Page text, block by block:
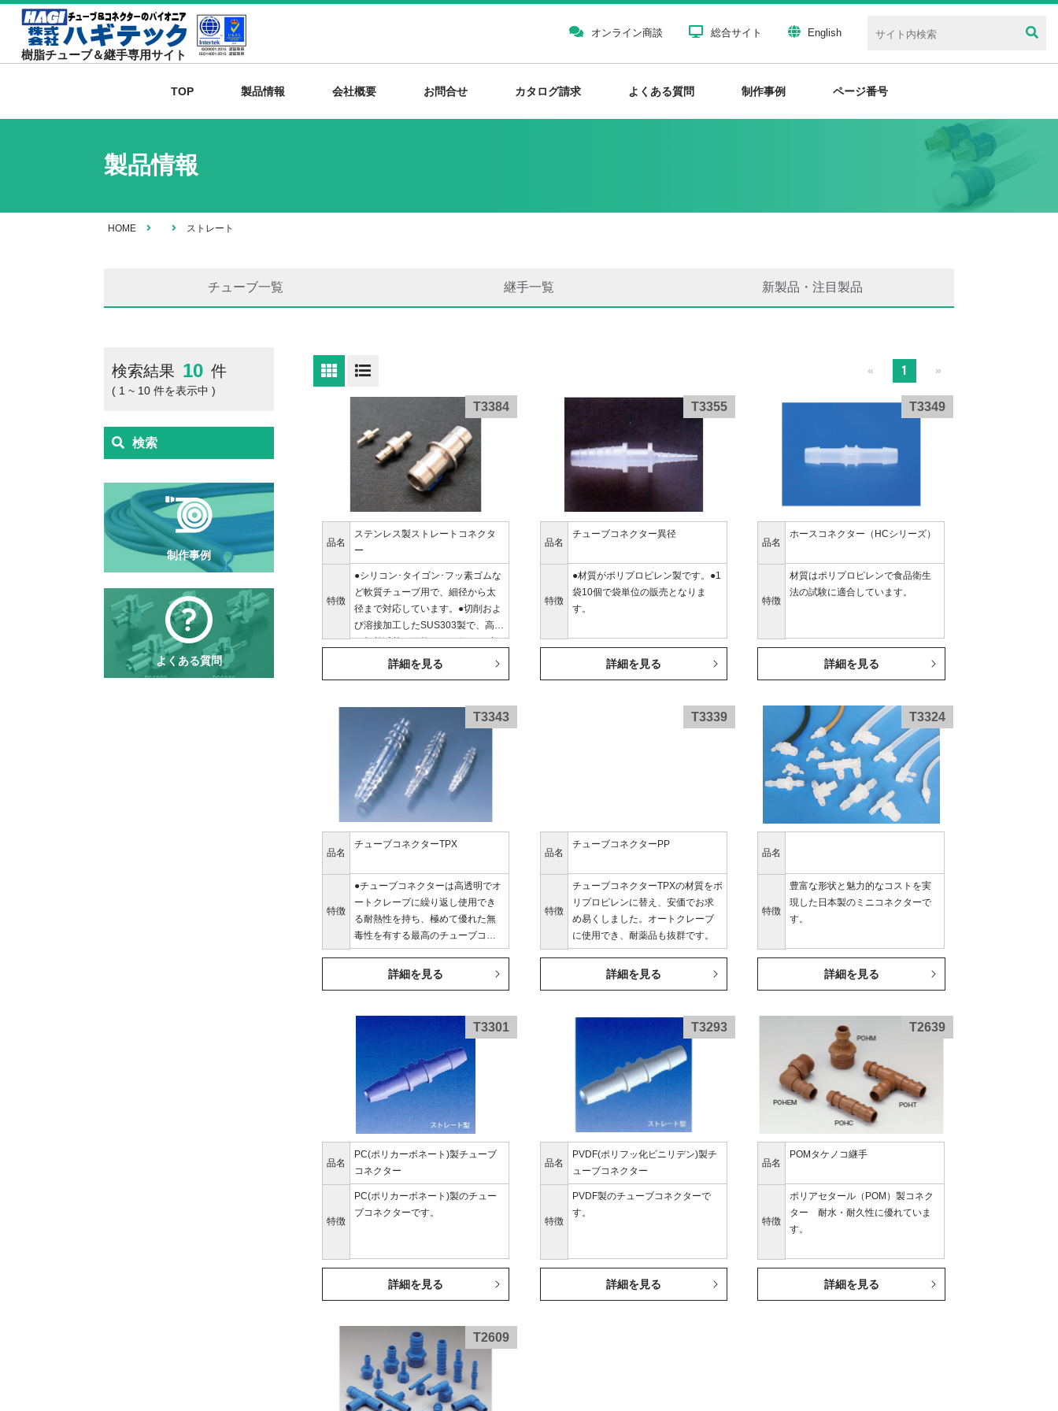
樹脂チューブ＆継手専用サイト
オンライン商談 総合サイト English
TOP 製品情報 会社概要 お問合せ カタログ請求 よくある質問 制作事例 ページ番号
製品情報
HOME ストレート
チューブ一覧 継手一覧 新製品・注目製品
検索結果 10 件
( 1 ~ 10 件を表示中 )
検索
制作事例
よくある質問
« 1 »
T3384
品名
ステンレス製ストレートコネクタ
ー
特徴
●シリコン･タイゴン･フッ素ゴムな
ど軟質チューブ用で、細径から太
径まで対応しています。●切削およ
び溶接加工したSUS303製で、高温
の加熱滅菌が可能です。但し、寸
法に多少の誤差があります。※1個
詳細を見る
T3355
品名
チューブコネクター異径
特徴
●材質がポリプロピレン製です。●1
袋10個で袋単位の販売となりま
す。
詳細を見る
T3349
品名
ホースコネクター（HCシリーズ）
特徴
材質はポリプロピレンで食品衛生
法の試験に適合しています。
詳細を見る
T3343
品名
チューブコネクターTPX
特徴
●チューブコネクターは高透明でオ
ートクレープに繰り返し使用でき
る耐熱性を持ち、極めて優れた無
毒性を有する最高のチューブコネ
クターです。
詳細を見る
T3339
品名
チューブコネクターPP
特徴
チューブコネクターTPXの材質をポ
リプロピレンに替え、安価でお求
め易くしました。オートクレーブ
に使用でき、耐薬品も抜群です。
詳細を見る
T3324
品名
特徴
豊富な形状と魅力的なコストを実
現した日本製のミニコネクターで
す。
詳細を見る
T3301
品名
PC(ポリカーボネート)製チューブ
コネクター
特徴
PC(ポリカーボネート)製のチュー
ブコネクターです。
詳細を見る
T3293
品名
PVDF(ポリフッ化ビニリデン)製チ
ューブコネクター
特徴
PVDF製のチューブコネクターで
す。
詳細を見る
T2639
品名
POMタケノコ継手
特徴
ポリアセタール（POM）製コネク
ター 耐水・耐久性に優れていま
す。
詳細を見る
T2609